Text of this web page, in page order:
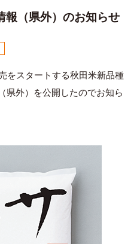
報（県外）のお知らせ
をスタートする秋田米新品種
県外）を公開したのでお知ら